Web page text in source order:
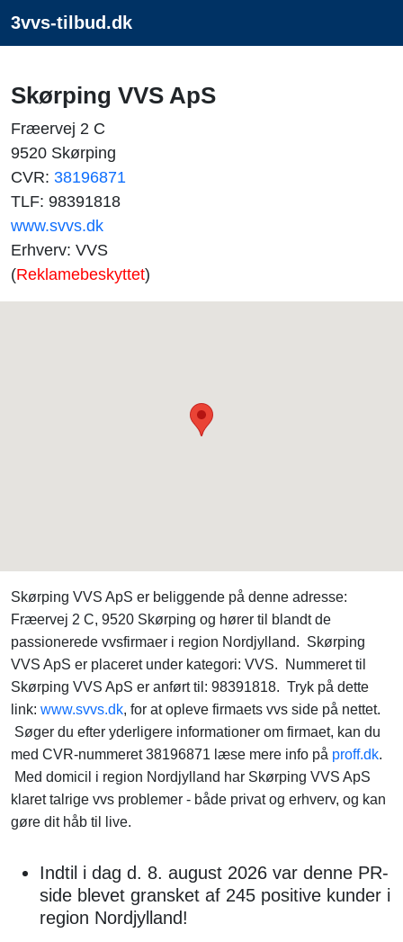
3vvs-tilbud.dk
Skørping VVS ApS
Fræervej 2 C
9520 Skørping
CVR: 38196871
TLF: 98391818
www.svvs.dk
Erhverv: VVS
(Reklamebeskyttet)
Skørping VVS ApS er beliggende på denne adresse:
Fræervej 2 C, 9520 Skørping og hører til blandt de
passionerede vvsfirmaer i region Nordjylland. Skørping
VVS ApS er placeret under kategori: VVS. Nummeret til
Skørping VVS ApS er anført til: 98391818. Tryk på dette
link: www.svvs.dk, for at opleve firmaets vvs side på nettet.
Søger du efter yderligere informationer om firmaet, kan du
med CVR-nummeret 38196871 læse mere info på proff.dk.
Med domicil i region Nordjylland har Skørping VVS ApS
klaret talrige vvs problemer - både privat og erhverv, og kan
gøre dit håb til live.
Indtil i dag d. 8. august 2026 var denne PR-
side blevet gransket af 245 positive kunder i
region Nordjylland!